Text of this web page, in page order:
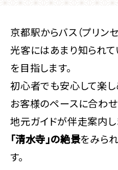
京都駅からバス（プリン
光客にはあまり知られ
を目指します。
初心者でも安心して楽し
お客様のペースに合わせ
地元ガイドが伴走案内し
「清水寺」の絶景をみら
す。